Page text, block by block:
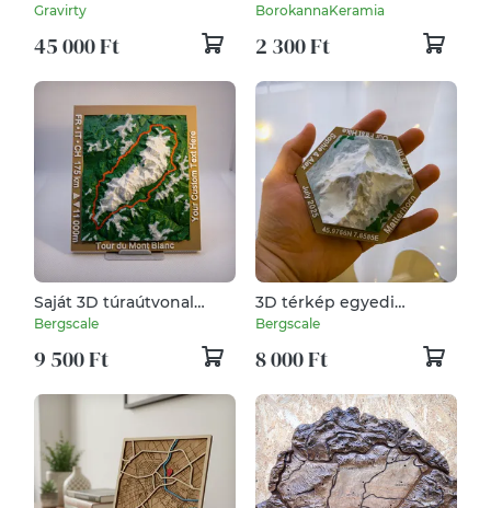
Gravirty
45 000 Ft
BorokannaKeramia
2 300 Ft
Saját 3D túraútvonal
egyedi térkép
Bergscale
9 500 Ft
3D térkép egyedi
helyszín
Bergscale
8 000 Ft